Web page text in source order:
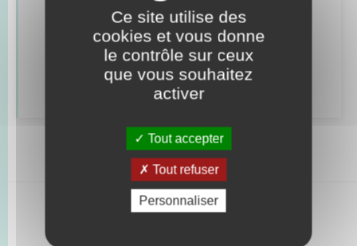
Retrouvez aussi
Déclarer à l’état civil
Ce site utilise des
cookies et vous donne
le contrôle sur ceux
que vous souhaitez
activer
Tout accepter
Tout refuser
Personnaliser